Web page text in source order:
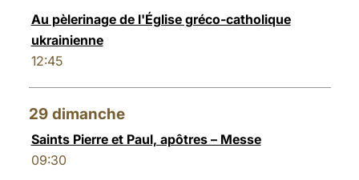
Au pèlerinage de l'Église gréco-catholique
ukrainienne
12:45
29 dimanche
Saints Pierre et Paul, apôtres – Messe
09:30